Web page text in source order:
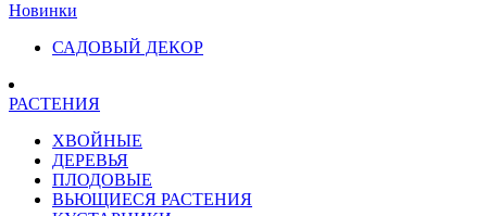
Новинки
САДОВЫЙ ДЕКОР
РАСТЕНИЯ
ХВОЙНЫЕ
ДЕРЕВЬЯ
ПЛОДОВЫЕ
ВЬЮЩИЕСЯ РАСТЕНИЯ